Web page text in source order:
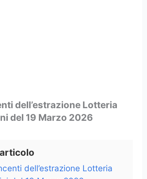
dell’estrazione Lotteria
del 19 Marzo 2026
dell’estrazione Lotteria